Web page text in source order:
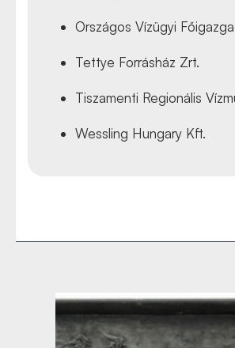
Országos Vízügyi
Tettye Forrásház Zrt.
Tiszamenti Regionális
Wessling Hungary Kft.